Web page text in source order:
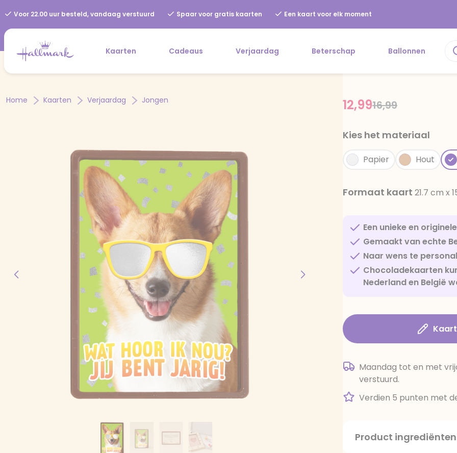
Voor 22.00 uur besteld, vandaag verstuurd Spaar voor gratis kaarten Een kaart voor elk moment
Kaarten Cadeaus Verjaardag Beterschap Ballonnen
Home Kaarten Verjaardag Jongen Price reduced
16,99to
12,99
Kies het materiaal
Papier Hout
Formaat kaart 21.7 cm x
Een unieke en
Gemaakt van echte
Naar wens te
Chocoladekaarten
Nederland en België
Maandag tot en met
verstuurd.
Verdien 5 punten met
Product ingrediënten